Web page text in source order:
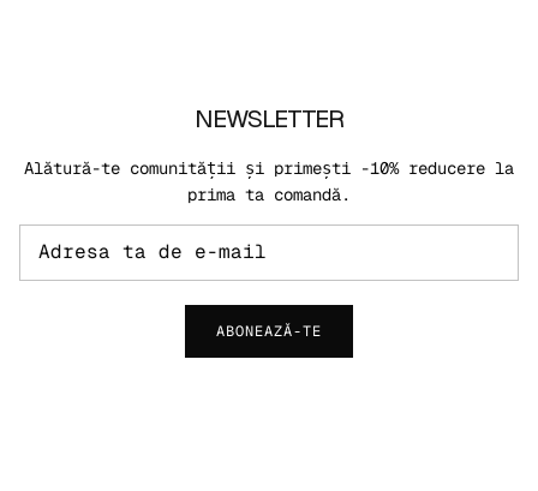
NEWSLETTER
Alătură-te comunității și primești -10% reducere la
prima ta comandă.
ABONEAZĂ-TE